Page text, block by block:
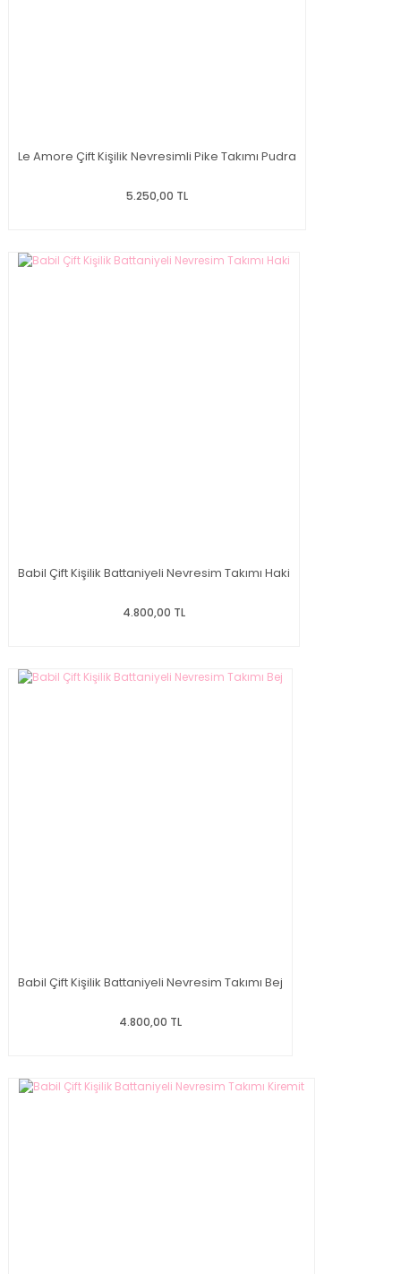
Le Amore Çift Kişilik Nevresimli Pike Takımı Pudra
5.250,00 TL
Babil Çift Kişilik Battaniyeli Nevresim Takımı Haki
4.800,00 TL
Babil Çift Kişilik Battaniyeli Nevresim Takımı Bej
4.800,00 TL